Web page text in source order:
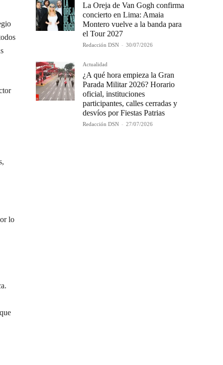
lo
La Oreja de Van Gogh confirma
concierto en Lima: Amaia
Montero vuelve a la banda para
el Tour 2027
Redacción DSN - 30/07/2026
Actualidad
¿A qué hora empieza la Gran
Parada Militar 2026? Horario
oficial, instituciones
participantes, calles cerradas y
desvíos por Fiestas Patrias
Redacción DSN - 27/07/2026